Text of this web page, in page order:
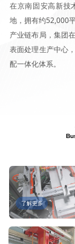
在京南固安高新技
地，拥有约52,000
产业链布局，集团
表面处理生产中心
配一体化体系。
了解更多